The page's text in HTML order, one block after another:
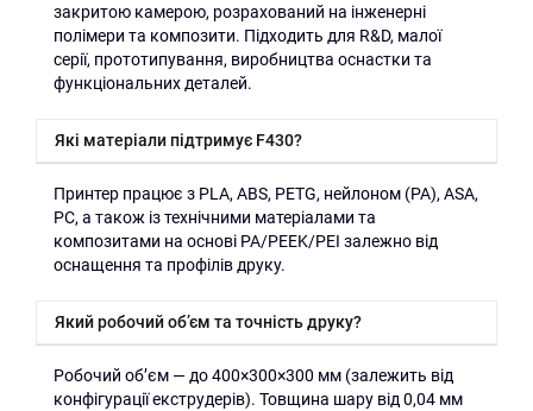
закритою камерою, розрахований на інженерні
полімери та композити. Підходить для R&D, малої
серії, прототипування, виробництва оснастки та
функціональних деталей.
Які матеріали підтримує F430?
Принтер працює з PLA, ABS, PETG, нейлоном (PA), ASA,
PC, а також із технічними матеріалами та
композитами на основі PA/PEEK/PEI залежно від
оснащення та профілів друку.
Який робочий об’єм та точність друку?
Робочий об’єм — до 400×300×300 мм (залежить від
конфігурації екструдерів). Товщина шару від 0,04 мм